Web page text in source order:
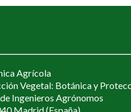
Agrícola
Vegetal: Botánica y
Ingenieros Agrónomos